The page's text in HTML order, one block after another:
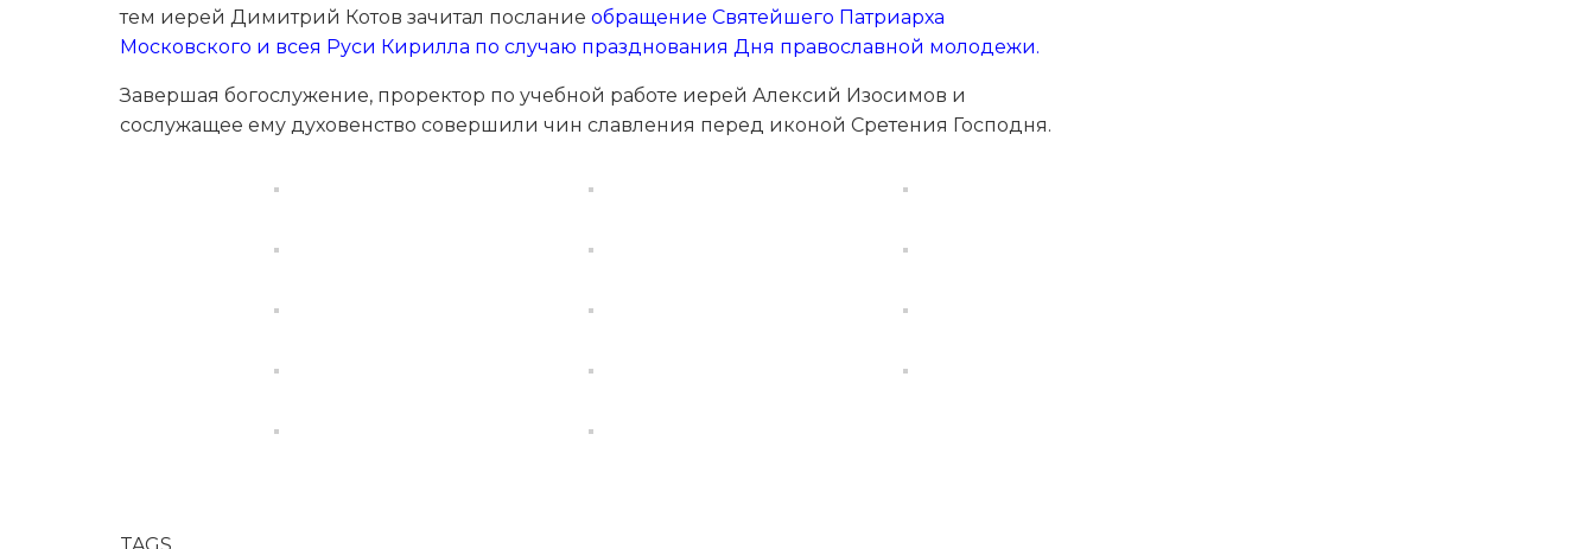
тем иерей Димитрий Котов зачитал послание обращение Святейшего Патриарха
Московского и всея Руси Кирилла по случаю празднования Дня православной молодежи.
Завершая богослужение, проректор по учебной работе иерей Алексий Изосимов и
сослужащее ему духовенство совершили чин славления перед иконой Сретения Господня.